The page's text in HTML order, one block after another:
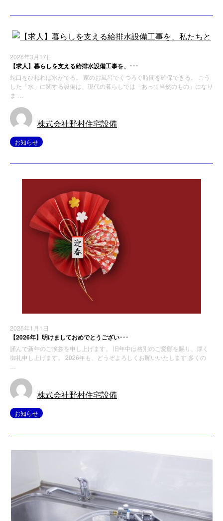
2026年3月17日
【求人】暮らしを支える給排水設備工事を、･･･
蛇口をひねれば水がでる。 家のお風呂でくつろぐ時間を確保できる。 こう
した「水」に関する設備は、現代の暮らしでは「あって当然のもの」になり
ま …
株式会社野村住宅設備
お知らせ
2026年1月1日
【2026年】明けましておめでとうござい･･･
謹んで新年のご挨拶を申し上げます。 旧年中は格別のご愛顧を賜り、厚く
御礼申し上げます。 2026年も、どうぞよろしくお願いいたします 多くの
株式会社野村住宅設備
お知らせ